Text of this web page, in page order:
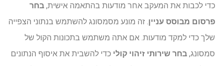
כדי לכבות את המעקב אחר מודעות בהתאמה אישית, בחר
פרסום מבוסס עניין . זה מונע מסמסונג להשתמש בנתוני הצפייה
שלך כדי למקד מודעות. אם אתה משתמש בתכונות הקול של
סמסונג, בחר שירותי זיהוי קולי כדי להשבית את איסוף הנתונים